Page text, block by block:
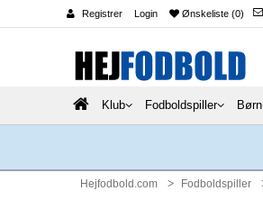
Registrer Login Ønskeliste (0)
Klub Fodboldspiller Børn
Hejfodbold.com Fodboldspiller